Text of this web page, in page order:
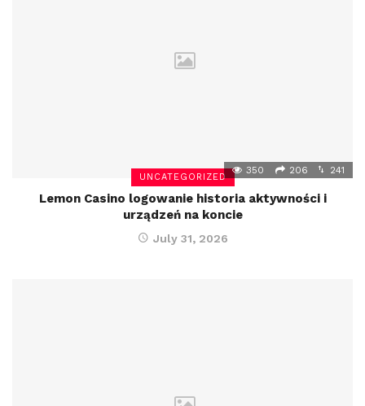
UNCATEGORIZED
350 206 241
Lemon Casino logowanie historia aktywności i
urządzeń na koncie
July 31, 2026